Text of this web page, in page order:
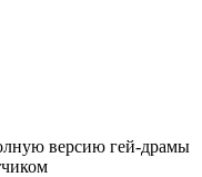
версию гей-драмы